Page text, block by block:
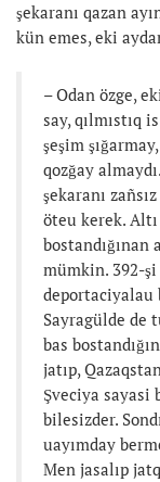
şekaranı qazan
kün emes, eki
– Odan özge,
say, qılmıstıq
şeşim
qozğay
şekaranı
öteu kerek.
bostandığınan
mümkin. 392-şi
deportaciyalau
Sayragülde de
bas
jatıp,
Şveciya sayasi
bilesizder.
uayımday
Men jasalıp